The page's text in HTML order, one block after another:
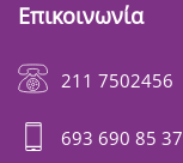
Επικοινωνία
211 7502456
693 690 85 37